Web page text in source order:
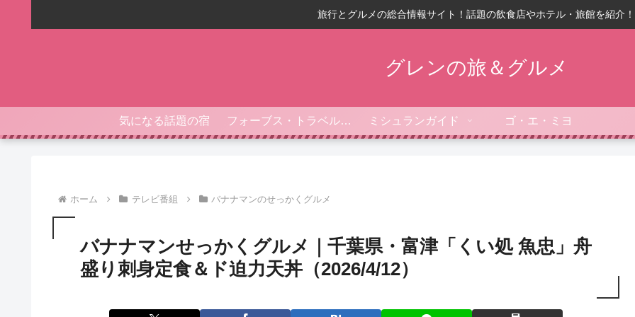
旅行とグルメの総合情報サイト！話題の飲食店やホテル・旅館を紹介！
グレンの旅＆グルメ
気になる話題の宿 フォーブス・トラベルガイド ミシュランガイド ゴ・エ・ミヨ
ホーム テレビ番組 バナナマンのせっかくグルメ
バナナマンせっかくグルメ｜千葉県・富津「くい処 魚忠」舟
盛り刺身定食＆ド迫力天丼（2026/4/12）